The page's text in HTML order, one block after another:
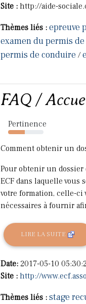
Site : http://aide-
Thèmes liés : epreuve
examen du permis
permis de conduire /
FAQ /
Pertinence
47%
Comment obtenir un
Pour obtenir un
ECF dans laquelle
votre formation, celle-ci
nécessaires à fournir
LIRE LA SUITE
Date: 2017-05-10
Site : http://
Thèmes liés : stage